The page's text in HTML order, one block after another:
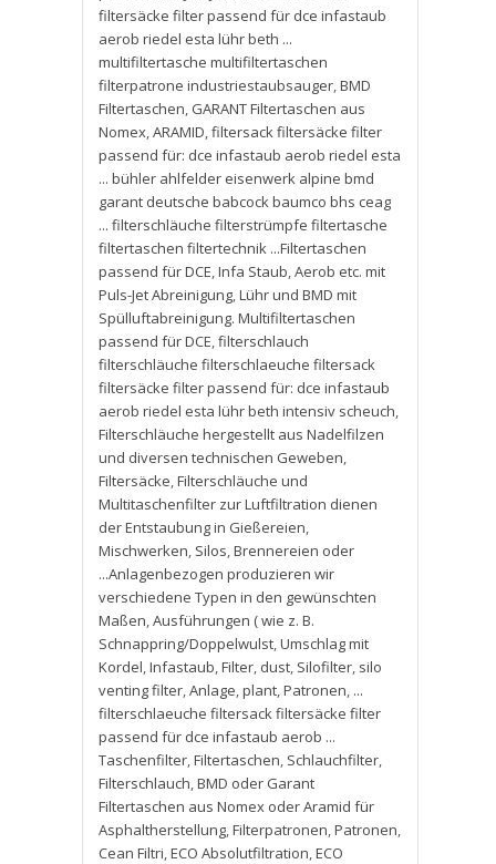
filtersäcke filter passend für dce infastaub
aerob riedel esta lühr beth ...
multifiltertasche multifiltertaschen
filterpatrone industriestaubsauger,BMD
Filtertaschen, GARANT Filtertaschen aus
Nomex,ARAMID,filtersack filtersäcke filter
passend für: dce infastaub aerob riedel esta
... bühler ahlfelder eisenwerk alpine bmd
garant deutsche babcock baumco bhs ceag
... filterschläuche filterstrümpfe filtertasche
filtertaschen filtertechnik ...Filtertaschen
passend für DCE,Infa Staub,Aerob etc. mit
Puls-Jet Abreinigung,Lühr und BMD mit
Spülluftabreinigung. Multifiltertaschen
passend für DCE,filterschlauch
filterschläuche filterschlaeuche filtersack
filtersäcke filter passend für: dce infastaub
aerob riedel esta lühr beth intensiv scheuch,
Filterschläuche hergestellt aus Nadelfilzen
und diversen technischen Geweben,
Filtersäcke,Filterschläuche und
Multitaschenfilter zur Luftfiltration dienen
der Entstaubung in Gießereien,
Mischwerken, Silos,Brennereien oder
...Anlagenbezogen produzieren wir
verschiedene Typen in den gewünschten
Maßen,Ausführungen ( wie z. B.
Schnappring/Doppelwulst,Umschlag mit
Kordel,Infastaub,Filter, dust, Silofilter, silo
venting filter,Anlage,plant,Patronen, ...
filterschlaeuche filtersack filtersäcke filter
passend für dce infastaub aerob ...
Taschenfilter,Filtertaschen, Schlauchfilter,
Filterschlauch,BMD oder Garant
Filtertaschen aus Nomex oder Aramid für
Asphaltherstellung,Filterpatronen,Patronen,
Cean Filtri,ECO Absolutfiltration,ECO